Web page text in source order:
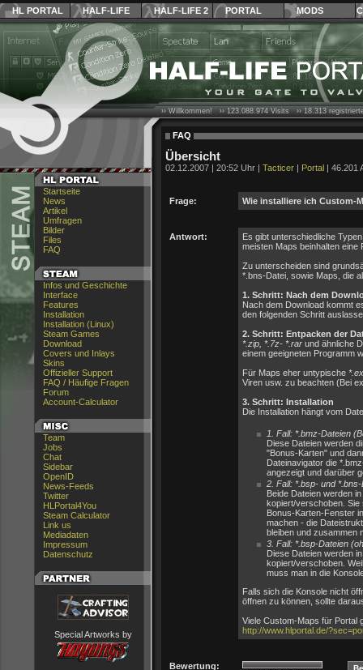
HL PORTAL HALF-LIFE HALF-LIFE 2 PORTAL MODS
Startseite
News
Artikel
Umfragen
Bilder
Files
FAQ
Infos und Geschichte
Interface
Features
Installation
Installation (Linux)
Steam Games
Download
Covers und Inlays
Skins
Offizieller Support
FAQ / Häufige Fragen
Forum
Account-Calculator
Team
Jobs
Chat
Sidebar
OpenID
News-Feeds
Twitter
HLPortal4You
Steam Calculator
Link us
Mediadaten
Impressum
Datenschutz
Special Artworks by
›› Willkommen! ››123.088.974Visits ››18.313
FAQ
Übersicht
02.12.2007 | 20:52 Uhr | Tacticer | Portal | 46.201
Frage: Wie installiere ich Custom-
Antwort:
Es gibt unterschiedliche
meisten Maps beinhalten eine
Zu unterscheiden sind
*.bns-Datei, sowie Maps, die
1. Schritt: Nach dem
Nach dem Download kommt
den folgenden Schritt
2. Schritt: Entpacken der
*.zip, *.7z- *.rar und ähnliche
einem geeigneten Programm
Für Maps eher untypische
Viren usw. zu beachten (Bei
3. Schritt: Installation
Die Installation hängt vom
1. Fall: *.bmz-Dateien
Diese Dateien werden
"Bonus-Karten" und
Dateinavigator die
angezeigt und darüber
2. Fall: *.bsp- und
Beide Dateien werden
kopiert/verschoben. Sie
Bonus-Karten-Fenster
machen - die
bleiben und zusammen
3. Fall: *.bsp-Dateien
Diese Dateien werden
kopiert/verschoben.
muss man in die
Falls sich die Konsole nicht
öffnen zu können, sollte
Viele Custom-Maps für Portal
http://www.hlportal.de/
Bewertung: